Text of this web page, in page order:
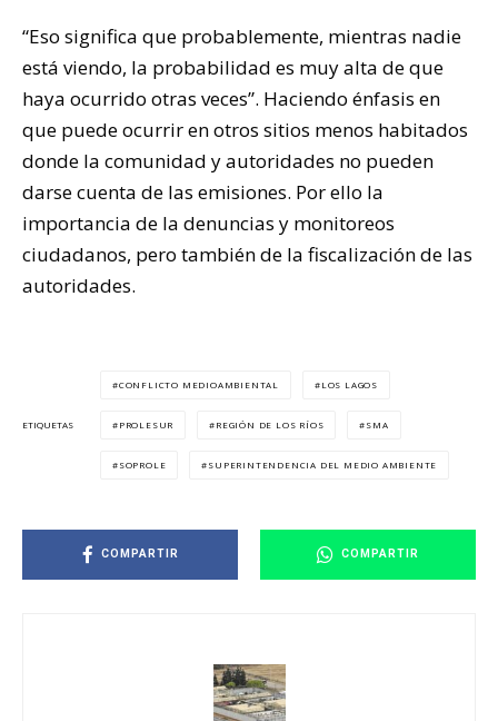
“Eso significa que probablemente, mientras nadie
está viendo, la probabilidad es muy alta de que
haya ocurrido otras veces”. Haciendo énfasis en
que puede ocurrir en otros sitios menos habitados
donde la comunidad y autoridades no pueden
darse cuenta de las emisiones. Por ello la
importancia de la denuncias y monitoreos
ciudadanos, pero también de la fiscalización de las
autoridades.
ETIQUETAS
CONFLICTO MEDIOAMBIENTAL LOS LAGOS
PROLESUR REGIÓN DE LOS RÍOS SMA
SOPROLE SUPERINTENDENCIA DEL MEDIO AMBIENTE
COMPARTIR COMPARTIR